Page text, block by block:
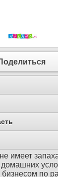
имеет
по